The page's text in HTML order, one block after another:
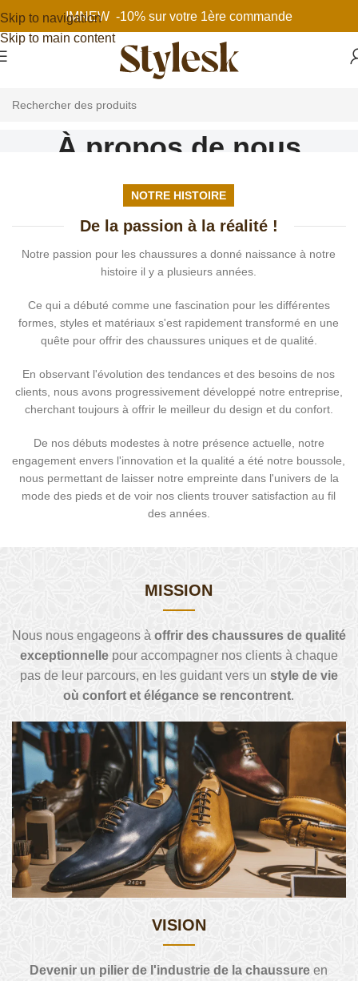
Skip to navigation
Skip to main content
IMNEW -10% sur votre 1ère commande
À propos de nous
NOTRE HISTOIRE
De la passion à la réalité !
Notre passion pour les chaussures a donné naissance à notre
histoire il y a plusieurs années.
Ce qui a débuté comme une fascination pour les différentes
formes, styles et matériaux s'est rapidement transformé en une
quête pour offrir des chaussures uniques et de qualité.
En observant l'évolution des tendances et des besoins de nos
clients, nous avons progressivement développé notre entreprise,
cherchant toujours à offrir le meilleur du design et du confort.
De nos débuts modestes à notre présence actuelle, notre
engagement envers l'innovation et la qualité a été notre boussole,
nous permettant de laisser notre empreinte dans l'univers de la
mode des pieds et de voir nos clients trouver satisfaction au fil
des années.
MISSION
Nous nous engageons à offrir des chaussures de qualité
exceptionnellepour accompagner nos clients à chaque
pas de leur parcours, en les guidant vers un style de vie
où confort et élégance se rencontrent.
VISION
Devenir un pilier de l'industrie de la chaussure en